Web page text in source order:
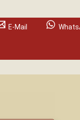
E-Mail